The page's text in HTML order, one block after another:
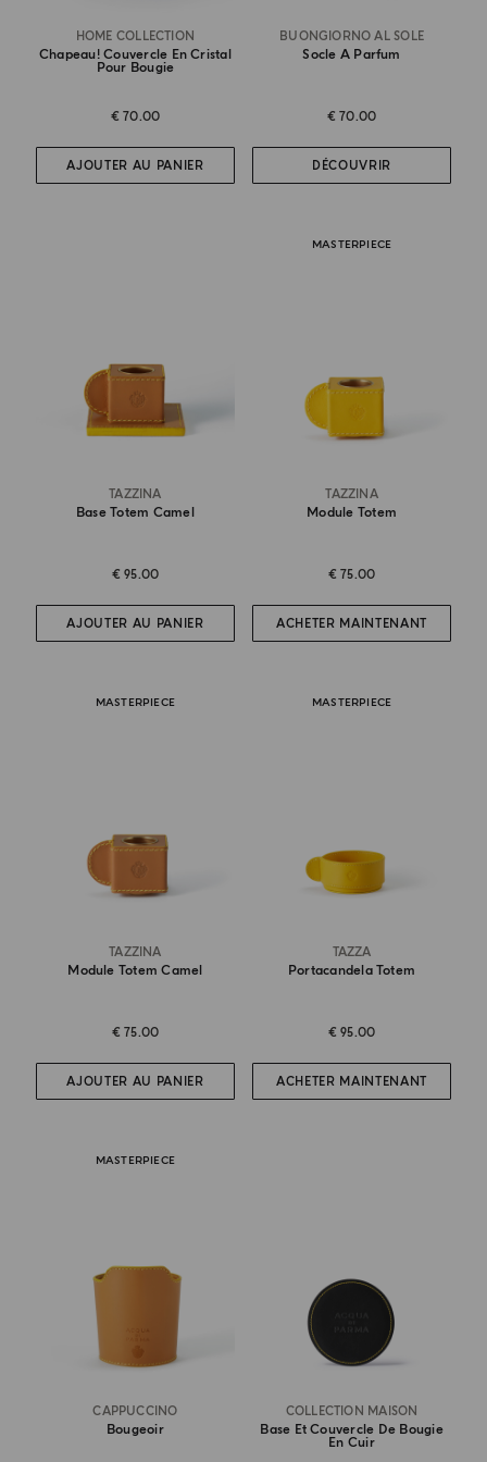
HOME COLLECTION
Chapeau! Couvercle En Cristal
Pour Bougie
€ 70.00
AJOUTER AU PANIER
BUONGIORNO AL SOLE
Socle A Parfum
€ 70.00
DÉCOUVRIR
TAZZINA
Base Totem Camel
€ 95.00
AJOUTER AU PANIER
MASTERPIECE
TAZZINA
Module Totem
€ 75.00
ACHETER MAINTENANT
MASTERPIECE
TAZZINA
Module Totem Camel
€ 75.00
AJOUTER AU PANIER
MASTERPIECE
TAZZA
Portacandela Totem
€ 95.00
ACHETER MAINTENANT
MASTERPIECE
CAPPUCCINO
Bougeoir
COLLECTION MAISON
Base Et Couvercle De Bougie
En Cuir